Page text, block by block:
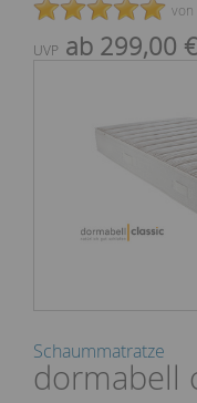
von
UVP ab 299,00 €
Schaummatratze
dormabell